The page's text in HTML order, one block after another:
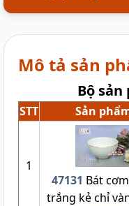
Mô tả sản
Bộ
STT Sản
1
47131 Bát
trắng kẻ chỉ